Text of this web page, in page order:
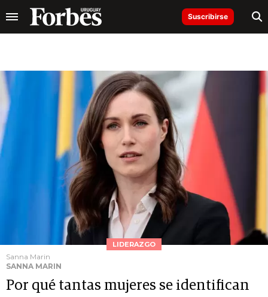
Suscribirse
LIDERAZGO
Sanna Marin
SANNA MARIN
Por qué tantas mujeres se identifican